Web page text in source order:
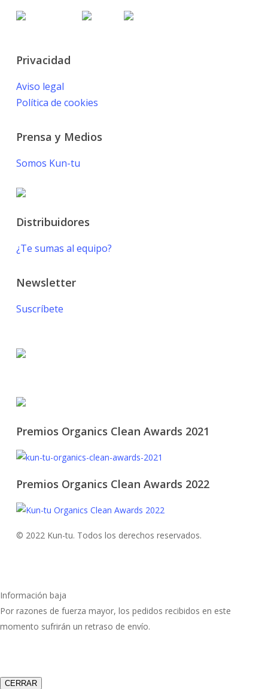
Privacidad
Aviso legal
Política de cookies
Prensa y Medios
Somos Kun-tu
Distribuidores
¿Te sumas al equipo?
Newsletter
Suscríbete
Premios Organics Clean Awards 2021
Premios Organics Clean Awards 2022
© 2022 Kun-tu. Todos los derechos reservados.
Información baja
Por razones de fuerza mayor, los pedidos recibidos en este
momento sufrirán un retraso de envío.
CERRAR